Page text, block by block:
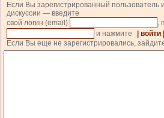
Если Вы зарегистрированный пользователь
дискуссии — введите
свой логин (email)
,
и нажмите
| войти |
Если Вы еще не зарегистрировались,